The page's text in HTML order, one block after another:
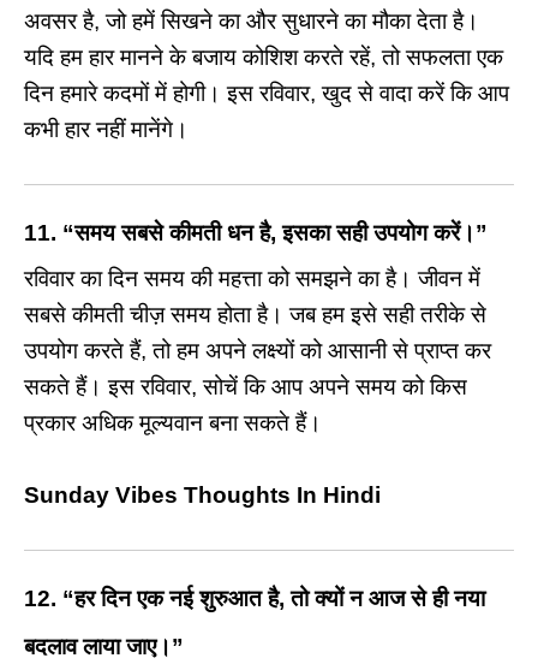
अवसर है, जो हमें सिखने का और सुधारने का मौका देता है।
यदि हम हार मानने के बजाय कोशिश करते रहें, तो सफलता एक
दिन हमारे कदमों में होगी। इस रविवार, खुद से वादा करें कि आप
कभी हार नहीं मानेंगे।
11. “समय सबसे कीमती धन है, इसका सही उपयोग करें।”
रविवार का दिन समय की महत्ता को समझने का है। जीवन में
सबसे कीमती चीज़ समय होता है। जब हम इसे सही तरीके से
उपयोग करते हैं, तो हम अपने लक्ष्यों को आसानी से प्राप्त कर
सकते हैं। इस रविवार, सोचें कि आप अपने समय को किस
प्रकार अधिक मूल्यवान बना सकते हैं।
Sunday Vibes Thoughts In Hindi
12. “हर दिन एक नई शुरुआत है, तो क्यों न आज से ही नया
बदलाव लाया जाए।”